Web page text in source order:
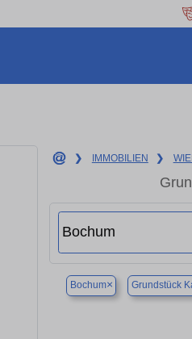
❯ IMMOBILIEN ❯
Bochum× Grundstück